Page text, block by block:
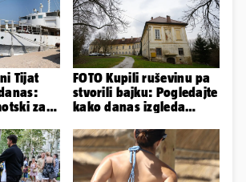
Tijat
za
FOTO Kupili ruševinu pa
stvorili bajku: Pogledajte
kako danas izgleda